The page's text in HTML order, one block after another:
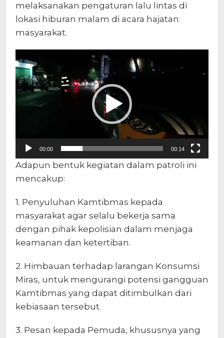
melaksanakan pengaturan lalu lintas di
lokasi hiburan malam di acara hajatan
masyarakat.
Video
00:00 00:14
Adapun bentuk kegiatan dalam patroli ini
mencakup:
1. Penyuluhan Kamtibmas kepada
masyarakat agar selalu bekerja sama
dengan pihak kepolisian dalam menjaga
keamanan dan ketertiban.
2. Himbauan terhadap larangan Konsumsi
Miras, untuk mengurangi potensi gangguan
Kamtibmas yang dapat ditimbulkan dari
kebiasaan tersebut.
3. Pesan kepada Pemuda, khususnya yang